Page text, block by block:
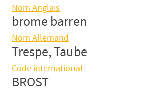
Nom Anglais
brome barren
Nom Allemand
Trespe, Taube
Code international
BROST